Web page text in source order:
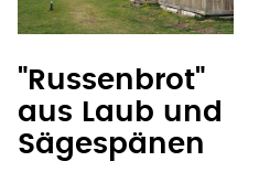
"Russenbrot"
aus Laub und
Sägespänen